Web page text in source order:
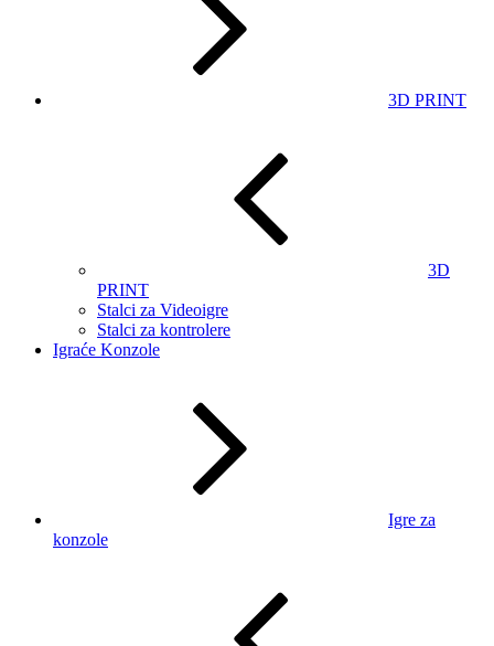
3D PRINT
3D
PRINT
Stalci za Videoigre
Stalci za kontrolere
Igraće Konzole
Igre za
konzole